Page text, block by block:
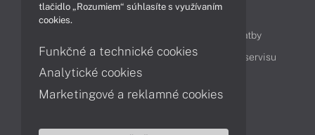
Obsah
Možnosti doručenia a platby
Podpora a servis
Servisné služby Cenník servisu
Kontakty
043 4224 771 Obchodné oddelenie
tlačidlo „Rozumiem“ súhlasíte s využívaním
cookies.
Funkčné a technické cookies
Analytické cookies
Marketingové a reklamné cookies